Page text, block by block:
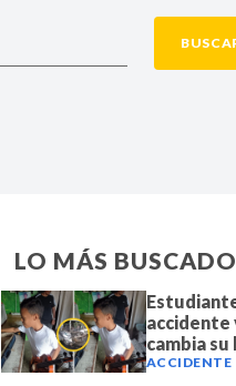
LO MÁS BUSCADO
accidente
cambia
ACCIDENTE